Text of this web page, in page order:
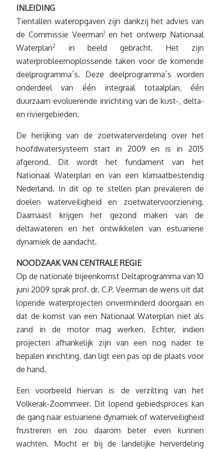
INLEIDING
Tientallen wateropgaven zijn dankzij het advies van
de Commissie Veerman1
en het ontwerp Nationaal
Waterplan2
in beeld gebracht. Het zijn
waterprobleemoplossende taken voor de komende
deelprogramma´s. Deze deelprogramma´s worden
onderdeel van één integraal totaalplan, één
duurzaam evoluerende inrichting van de kust-, delta-
en riviergebieden.
De herijking van de zoetwaterverdeling over het
hoofdwatersysteem start in 2009 en is in 2015
afgerond. Dit wordt het fundament van het
Nationaal Waterplan en van een klimaatbestendig
Nederland. In dit op te stellen plan prevaleren de
doelen waterveiligheid en zoetwatervoorziening.
Daarnaast krijgen het gezond maken van de
deltawateren en het ontwikkelen van estuariene
dynamiek de aandacht.
NOODZAAK VAN CENTRALE REGIE
Op de nationale bijeenkomst Deltaprogramma van 10
juni 2009 sprak prof. dr. C.P. Veerman de wens uit dat
lopende waterprojecten onverminderd doorgaan en
dat de komst van een Nationaal Waterplan niet als
zand in de motor mag werken. Echter, indien
projecten afhankelijk zijn van een nog nader te
bepalen inrichting, dan ligt een pas op de plaats voor
de hand.
Een voorbeeld hiervan is de verzilting van het
Volkerak-Zoommeer. Dit lopend gebiedsproces kan
de gang naar estuariene dynamiek of waterveiligheid
frustreren en zou daarom beter even kunnen
wachten. Mocht er bij de landelijke herverdeling